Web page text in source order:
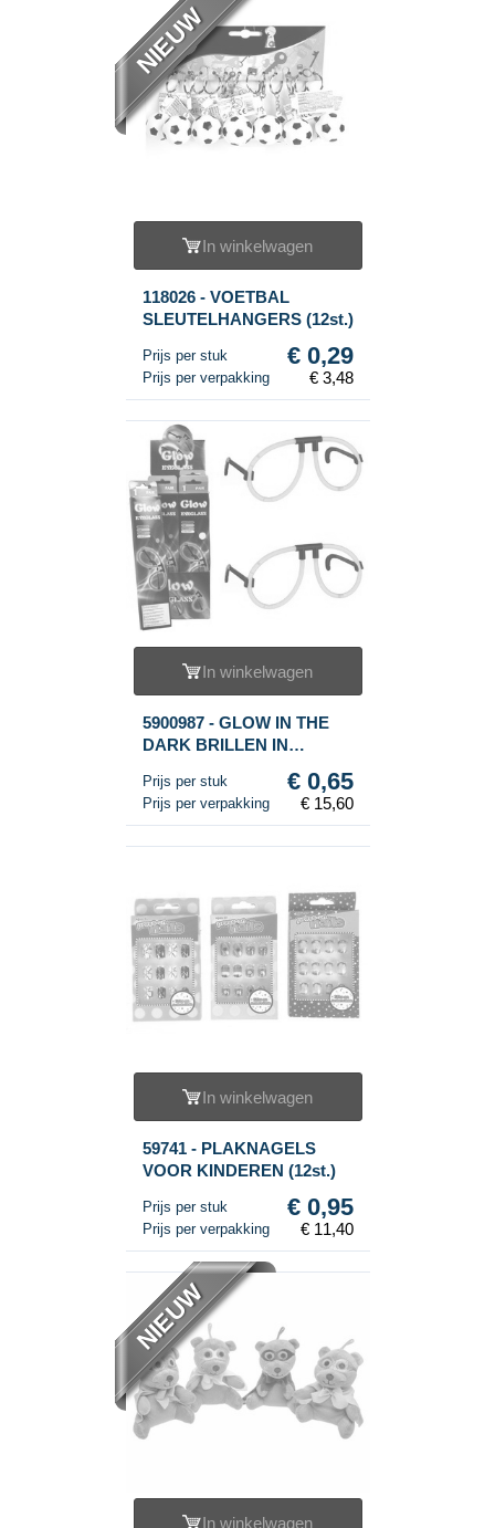
NIEUW
In winkelwagen
118026 - VOETBAL
SLEUTELHANGERS (12st.)
Prijs per stuk € 0,29
Prijs per verpakking € 3,48
In winkelwagen
5900987 - GLOW IN THE
DARK BRILLEN IN
Prijs per stuk € 0,65
Prijs per verpakking € 15,60
In winkelwagen
59741 - PLAKNAGELS
VOOR KINDEREN (12st.)
Prijs per stuk € 0,95
Prijs per verpakking € 11,40
NIEUW
In winkelwagen